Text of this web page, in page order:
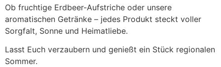
Ob fruchtige Erdbeer-Aufstriche oder unsere
aromatischen Getränke – jedes Produkt steckt voller
Sorgfalt, Sonne und Heimatliebe.
Lasst Euch verzaubern und genießt ein Stück regionalen
Sommer.